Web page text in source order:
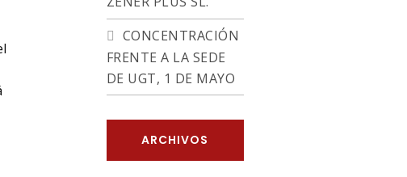
CONCENTRACIÓN
FRENTE A LA SEDE
DE UGT, 1 DE MAYO
ARCHIVOS